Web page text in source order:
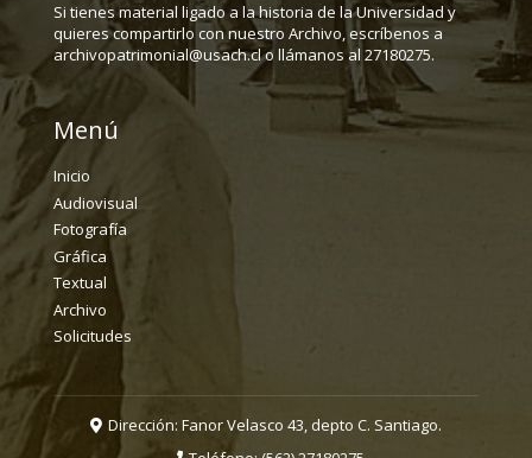
Si tienes material ligado a la historia de la Universidad y
quieres compartirlo con nuestro Archivo, escríbenos a
archivopatrimonial@usach.cl o llámanos al 27180275.
Menú
Inicio
Audiovisual
Fotografía
Gráfica
Textual
Archivo
Solicitudes
Dirección: Fanor Velasco 43, depto C. Santiago.